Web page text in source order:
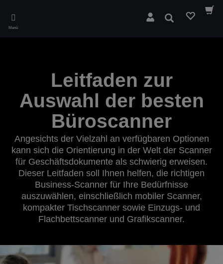
main
Menü
Suchen
Leitfaden zur
Auswahl der besten
Büroscanner
Angesichts der Vielzahl an verfügbaren Optionen
kann sich die Orientierung in der Welt der Scanner
für Geschäftsdokumente als schwierig erweisen.
Dieser Leitfaden soll Ihnen helfen, die richtigen
Business-Scanner für Ihre Bedürfnisse
auszuwählen, einschließlich mobiler Scanner,
kompakter Tischscanner sowie Einzugs- und
Flachbettscanner und Grafikscanner.